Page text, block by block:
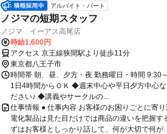
アルバイト・パート
ノジマの短期スタッフ
ノジマ イーアス高尾店
時給1,600円
アクセス 京王線狭間駅より徒歩11分
東京都八王子市
時間帯 朝、昼、夕方・夜 勤務曜日・時間 9:30
1日4時間からＯＫ ◆週末中心や平日夕方中心
ださい♪ ◆講義やサークルの...
仕事情報 ● 仕事内容 お客様のお困りごとに寄
電化製品は見た目だけでは商品の違いを把握す
ずはお客様としっかり話して、何が大切で何が